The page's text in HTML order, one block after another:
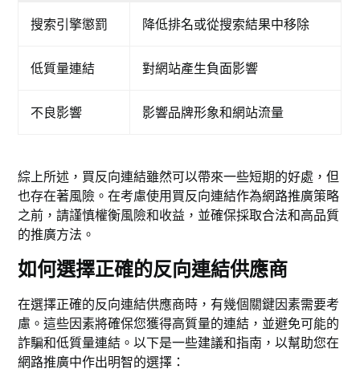
搜索引擎懲罰 降低排名或從搜索結果中移除
低質量連結 對網站產生負面影響
不良影響 影響品牌形象和網站流量
綜上所述，買反向連結雖然可以帶來一些短期的好處，但
也存在著風險。在考慮使用買反向連結作為網路推廣策略
之前，請謹慎權衡風險和收益，並確保採取合法和高品質
的推廣方法。
如何選擇正確的反向連結供應商
在選擇正確的反向連結供應商時，有幾個關鍵因素需要考
慮。這些因素將確保您獲得高質量的連結，並避免可能的
詐騙和低質量連結。以下是一些建議和指南，以幫助您在
網路推廣中作出明智的選擇：